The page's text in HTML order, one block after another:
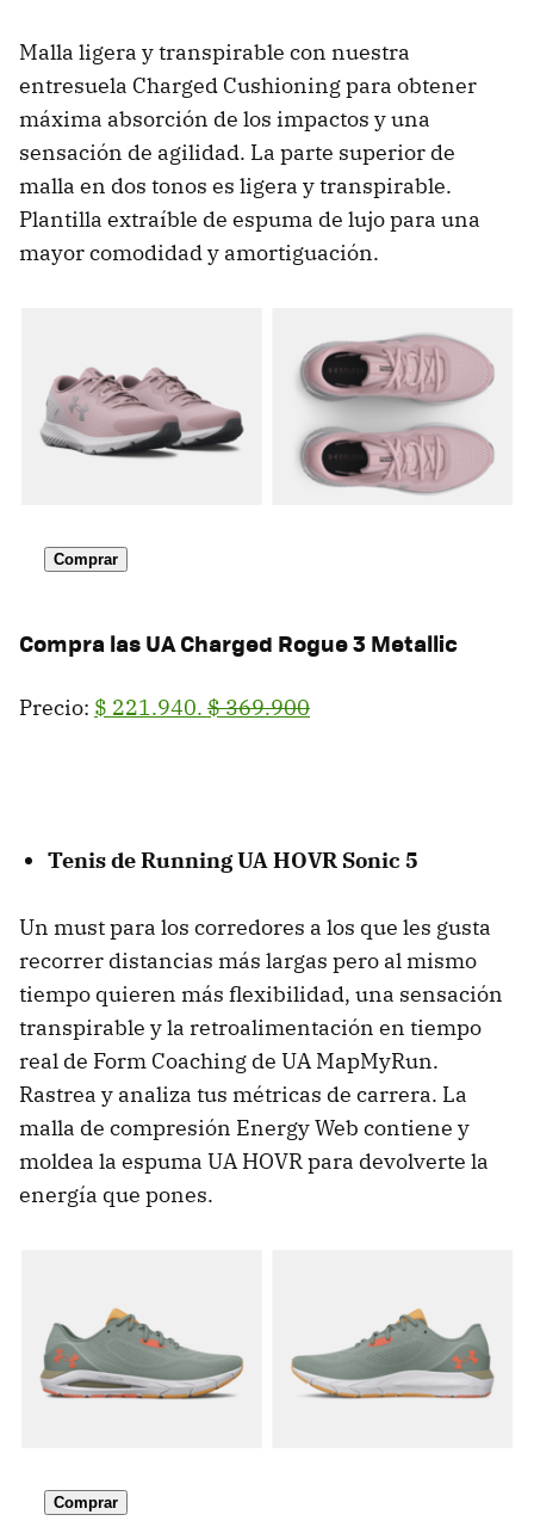
Malla ligera y transpirable con nuestra
entresuela Charged Cushioning para obtener
máxima absorción de los impactos y una
sensación de agilidad. La parte superior de
malla en dos tonos es ligera y transpirable.
Plantilla extraíble de espuma de lujo para una
mayor comodidad y amortiguación.
Comprar
Compra las UA Charged Rogue 3 Metallic
Precio: $ 221.940. $ 369.900
Tenis de Running UA HOVR Sonic 5
Un must para los corredores a los que les gusta
recorrer distancias más largas pero al mismo
tiempo quieren más flexibilidad, una sensación
transpirable y la retroalimentación en tiempo
real de Form Coaching de UA MapMyRun.
Rastrea y analiza tus métricas de carrera. La
malla de compresión Energy Web contiene y
moldea la espuma UA HOVR para devolverte la
energía que pones.
Comprar